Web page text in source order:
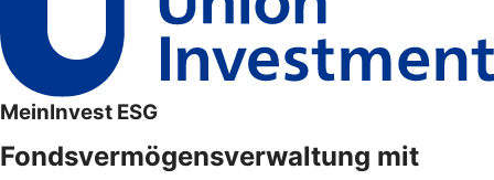
MeinInvest ESG
Fondsvermögensverwaltung mit